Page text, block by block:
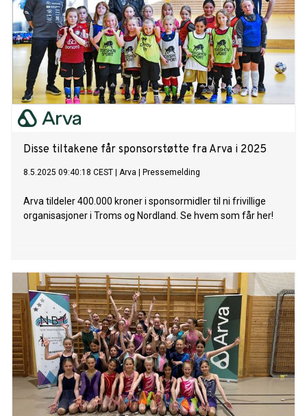
Disse tiltakene får sponsorstøtte fra Arva i 2025
8.5.2025 09:40:18 CEST Arva Pressemelding
Arva tildeler 400.000 kroner i sponsormidler til ni frivillige
organisasjoner i Troms og Nordland. Se hvem som får her!